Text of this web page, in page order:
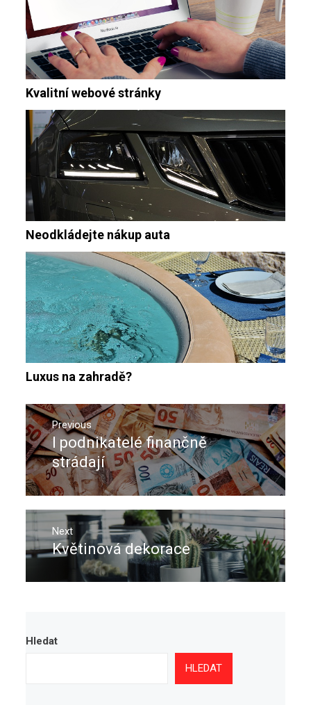
Kvalitní webové stránky
Neodkládejte nákup auta
Luxus na zahradě?
Navigace
pro
příspěvek
Previous
Previous
post:
I podnikatelé finančně
strádají
Next
Next
Květinová dekorace
Hledat
HLEDAT